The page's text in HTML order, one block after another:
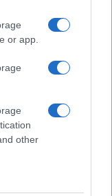
or app.
other
enfrentado
lo que
del
como
advertencia